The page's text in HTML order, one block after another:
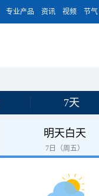
专业产品 资讯 视频 节气
7天
明天白天
7日（周五）